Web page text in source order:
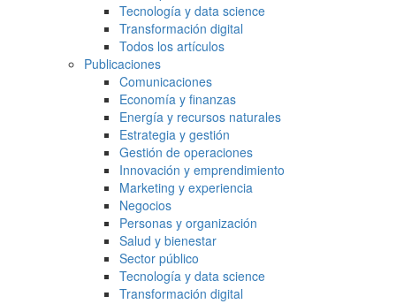
Tecnología y data science
Transformación digital
Todos los artículos
Publicaciones
Comunicaciones
Economía y finanzas
Energía y recursos naturales
Estrategia y gestión
Gestión de operaciones
Innovación y emprendimiento
Marketing y experiencia
Negocios
Personas y organización
Salud y bienestar
Sector público
Tecnología y data science
Transformación digital